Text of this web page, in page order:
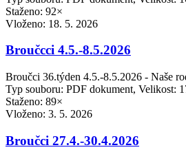
Staženo: 92×
Vloženo: 18. 5. 2026
Broučcci 4.5.-8.5.2026
Broučci 36.týden 4.5.-8.5.2026 - Naše
Typ souboru: PDF dokument, Velikost:
Staženo: 89×
Vloženo: 3. 5. 2026
Broučci 27.4.-30.4.2026